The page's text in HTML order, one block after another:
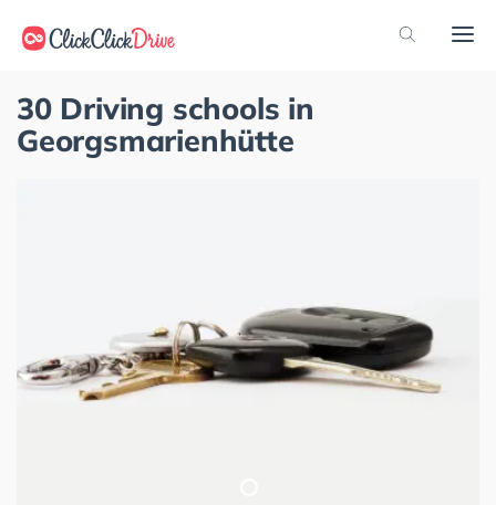
30 Driving schools in
Georgsmarienhütte